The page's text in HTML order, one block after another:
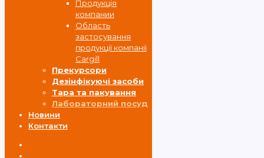
Продукція
компании
Область
застосування
продукції компанії
Cargill
Прекурсори
Дезінфікуючі засоби
Тара та пакування
Лабораторний посуд
Новини
Контакти